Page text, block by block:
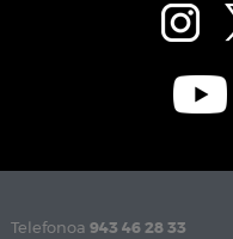
Telefonoa 943 46 28 33